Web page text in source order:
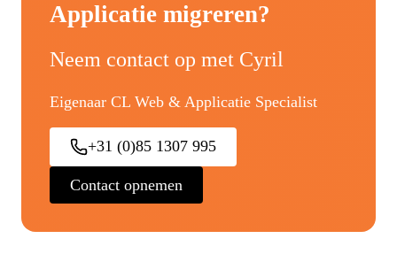
Applicatie migreren?
Neem contact op met Cyril
Eigenaar CL Web & Applicatie Specialist
+31 (0)85 1307 995
Contact opnemen